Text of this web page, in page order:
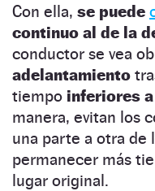
Con ella, se puede
continuo al de la
conductor se vea
adelantamiento
tiempo inferiores
manera, evitan los
una parte a otra de
permanecer más
lugar original.